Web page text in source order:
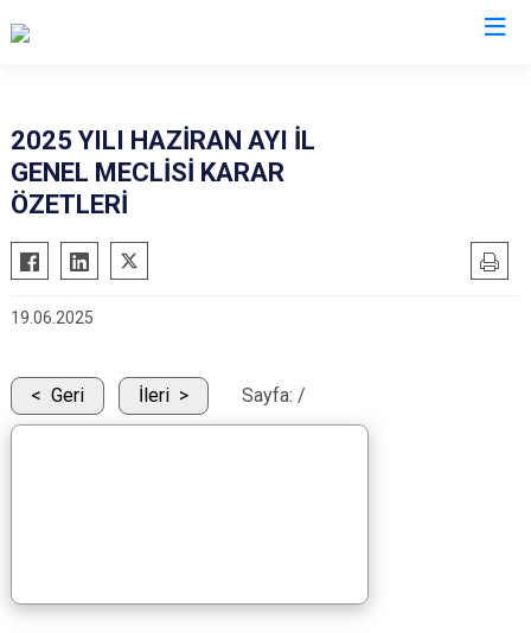
2025 YILI HAZİRAN AYI İL
GENEL MECLİSİ KARAR
ÖZETLERİ
19.06.2025
Geri İleri Sayfa: /